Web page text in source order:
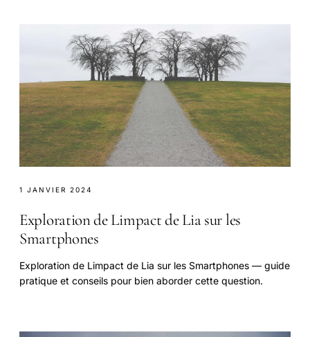
1 JANVIER 2024
Exploration de Limpact de Lia sur les
Smartphones
Exploration de Limpact de Lia sur les Smartphones — guide
pratique et conseils pour bien aborder cette question.